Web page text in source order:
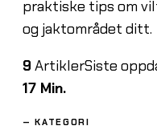
praktiske tips om
og jaktområdet ditt.
9 ArtiklerSiste
17 Min.
—KATEGORI